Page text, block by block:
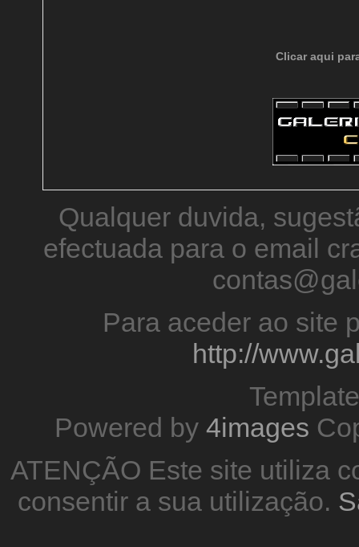
Clicar aqui
Qualquer duvida,
efectuada para o email
Para aceder ao site
http://
Powered by 4images
ATENÇÃO Este site utiliza
consentir a sua utilização.